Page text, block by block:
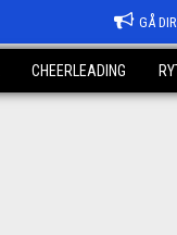
GÅ
CHEERLEADING